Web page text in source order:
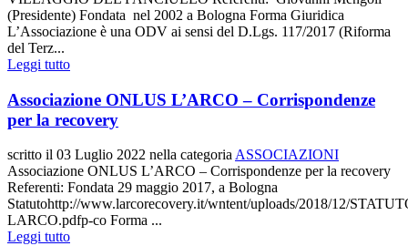
(Presidente) Fondata nel 2002 a Bologna Forma Giuridica
L’Associazione è una ODV ai sensi del D.Lgs. 117/2017 (Riforma
del Terz...
Leggi tutto
Associazione ONLUS L’ARCO – Corrispondenze
per la recovery
scritto il 03 Luglio 2022 nella categoria ASSOCIAZIONI
Associazione ONLUS L’ARCO – Corrispondenze per la recovery
Referenti: Fondata 29 maggio 2017, a Bologna
Statutohttp://www.larcorecovery.it/wntent/uploads/2018/12/
LARCO.pdfp-co Forma ...
Leggi tutto